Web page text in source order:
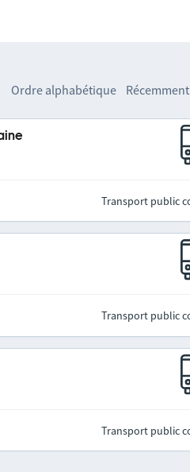
Ordre alphabétique
Transport public
Transport public
Transport public